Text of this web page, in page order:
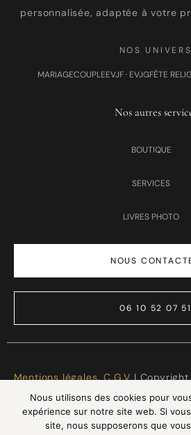
personnalisée, adaptée à votre
NOS UNIVERS
MARIAGECOUPLEEVJF · EVJGFÊTE
Nos autres
BOUTIQUE
SERVICES
LIVRES PHOTO
NOUS
06 10 52 07 51
Mentions légales,C.G.VI Copyright
réservés | Made with ❤️
Nous utilisons des cookies pour
expérience sur notre site web. Si
site, nous supposerons que